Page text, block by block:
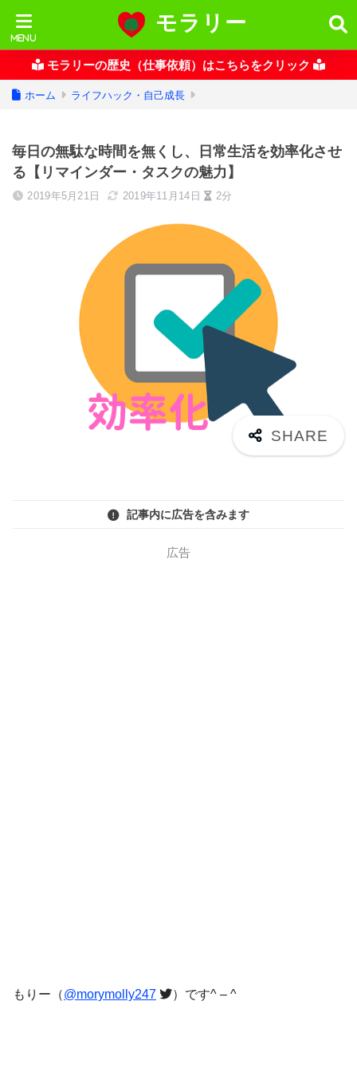
モラリー
モラリーの歴史（仕事依頼）はこちらをクリック
ホーム ライフハック・自己成長
毎日の無駄な時間を無くし、日常生活を効率化させ
る【リマインダー・タスクの魅力】
2019年5月21日 2019年11月14日 2分
記事内に広告を含みます
広告
もりー（@morymolly247 ）です^ – ^